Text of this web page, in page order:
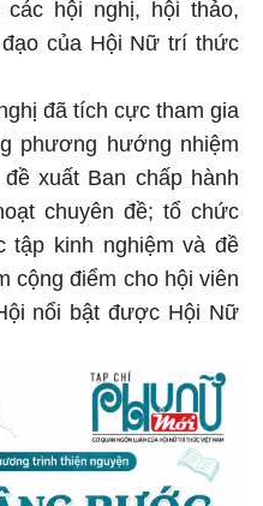
hội nghị, hội thảo,
của Hội Nữ trí thức
đã tích cực tham gia
phương hướng nhiệm
xuất Ban chấp hành
chuyên đề; tổ chức
tập kinh nghiệm và đề
cộng điểm cho hội viên
nổi bật được Hội Nữ